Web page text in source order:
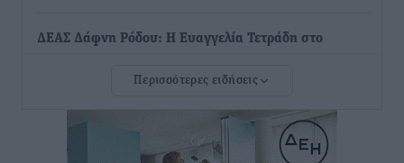
ΔΕΑΣ Δάφνη Ρόδου: Η Ευαγγελία Τετράδη στο
πριν 30 λεπτά
Γ.Σ. Διαγόρας: Το οργανόγραμμα των Ακαδημιών
Αθλητικά πριν 32 λεπτά
Περισσότερες ειδήσεις